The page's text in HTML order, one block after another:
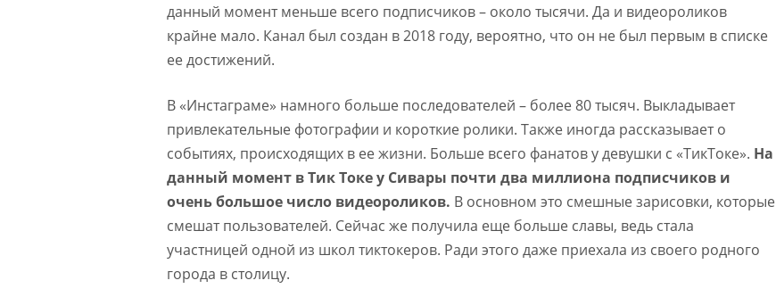
данный момент меньше всего подписчиков – около тысячи. Да и видеороликов
крайне мало. Канал был создан в 2018 году, вероятно, что он не был первым в списке
ее достижений.
В «Инстаграме» намного больше последователей – более 80 тысяч. Выкладывает
привлекательные фотографии и короткие ролики. Также иногда рассказывает о
событиях, происходящих в ее жизни. Больше всего фанатов у девушки с «ТикТоке». На
данный момент в Тик Токе у Сивары почти два миллиона подписчиков и
очень большое число видеороликов. В основном это смешные зарисовки, которые
смешат пользователей. Сейчас же получила еще больше славы, ведь стала
участницей одной из школ тиктокеров. Ради этого даже приехала из своего родного
города в столицу.